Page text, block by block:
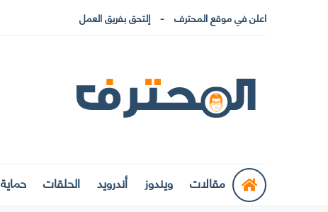
اعلن في موقع المحترف إلتحق بفريق العمل
مقالات ويندوز أندرويد الحلقات حماية